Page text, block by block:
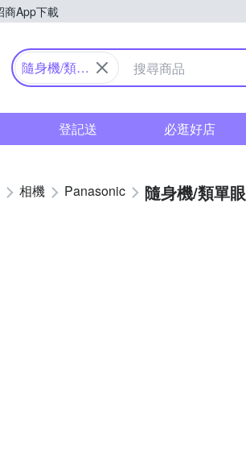
商App下載
Yahoo購物中心
隨身機/類單
登記送 必逛好店
相機 Panasonic 隨身機/類單眼